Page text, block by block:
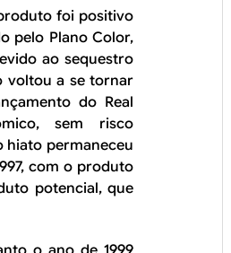
foi positivo
pelo Plano Color,
ao sequestro
voltou a se tornar
do Real
sem risco
hiato permaneceu
com o produto
potencial, que